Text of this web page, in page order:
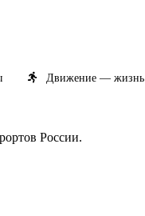
Движение — жизнь
России.